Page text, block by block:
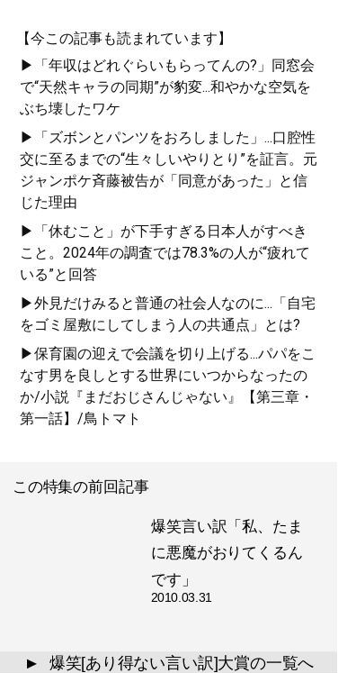
【今この記事も読まれています】
▶「年収はどれぐらいもらってんの?」同窓会
で“天然キャラの同期”が豹変...和やかな空気を
ぶち壊したワケ
▶「ズボンとパンツをおろしました」...口腔性
交に至るまでの“生々しいやりとり”を証言。元
ジャンポケ斉藤被告が「同意があった」と信
じた理由
▶「休むこと」が下手すぎる日本人がすべき
こと。2024年の調査では78.3%の人が“疲れて
いる”と回答
▶外見だけみると普通の社会人なのに...「自宅
をゴミ屋敷にしてしまう人の共通点」とは?
▶保育園の迎えで会議を切り上げる...パパをこ
なす男を良しとする世界にいつからなったの
か/小説『まだおじさんじゃない』【第三章・
第一話】/鳥トマト
この特集の前回記事
爆笑言い訳「私、たま
に悪魔がおりてくるん
です」
2010.03.31
▲ 爆笑[あり得ない言い訳]大賞の一覧へ